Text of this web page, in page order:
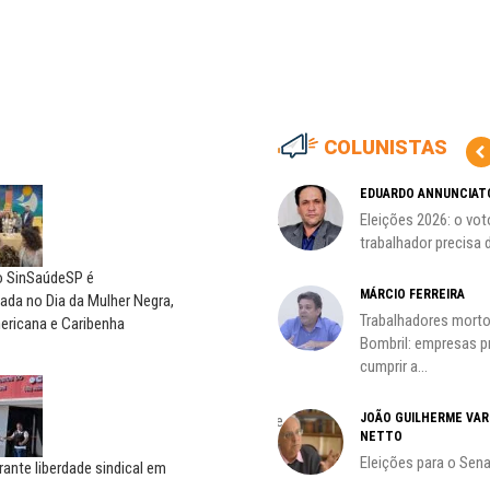
é
no Dia da Mulher Negra,
e Caribenha
liberdade sindical em
COLUNISTAS
A luta continua: agora o foco é
CARLOS LOPES
O resgate do nosso Estado
A geopolítica nas eleições de
EDUARDO
Eleições 2026: o
trabalhador precisa
MÁRCIO FERREIRA
Trabalhadores
Bombril: empresas
cumprir a...
JOÃO GUILHERME
NETTO
Eleições para o